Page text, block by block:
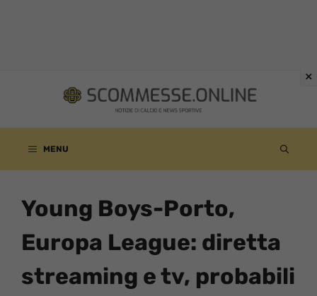
contenuto
MENU
Young Boys-Porto,
Europa League: diretta
streaming e tv, probabili